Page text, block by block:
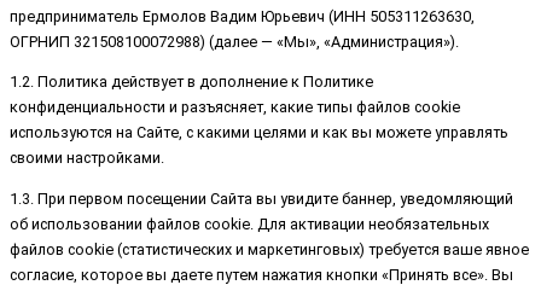
предприниматель Ермолов Вадим Юрьевич (ИНН 505311263630,
ОГРНИП 321508100072988) (далее — «Мы», «Администрация»).
1.2. Политика действует в дополнение к Политике
конфиденциальности и разъясняет, какие типы файлов cookie
используются на Сайте, с какими целями и как вы можете управлять
своими настройками.
1.3. При первом посещении Сайта вы увидите баннер, уведомляющий
об использовании файлов cookie. Для активации необязательных
файлов cookie (статистических и маркетинговых) требуется ваше явное
согласие, которое вы даете путем нажатия кнопки «Принять все». Вы